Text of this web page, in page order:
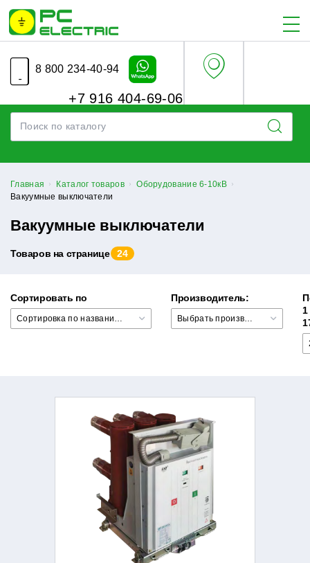
8 800 234-40-94
+7 916 404-69-06
Главная Каталог товаров
Оборудование 6-10кВ
Вакуумные выключатели
Вакуумные выключатели
Товаров на странице 24
Сортировать по
Сортировка по названию товара +/-
Производитель:
Выбрать производителя
1